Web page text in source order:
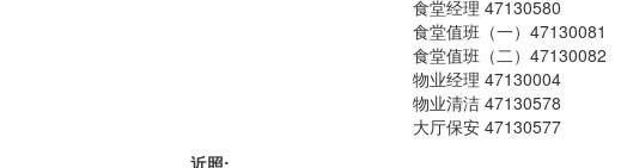
食堂经理 47130580
食堂值班（一）47130081
食堂值班（二）47130082
物业经理 47130004
物业清洁 47130578
大厅保安 47130577
近照: